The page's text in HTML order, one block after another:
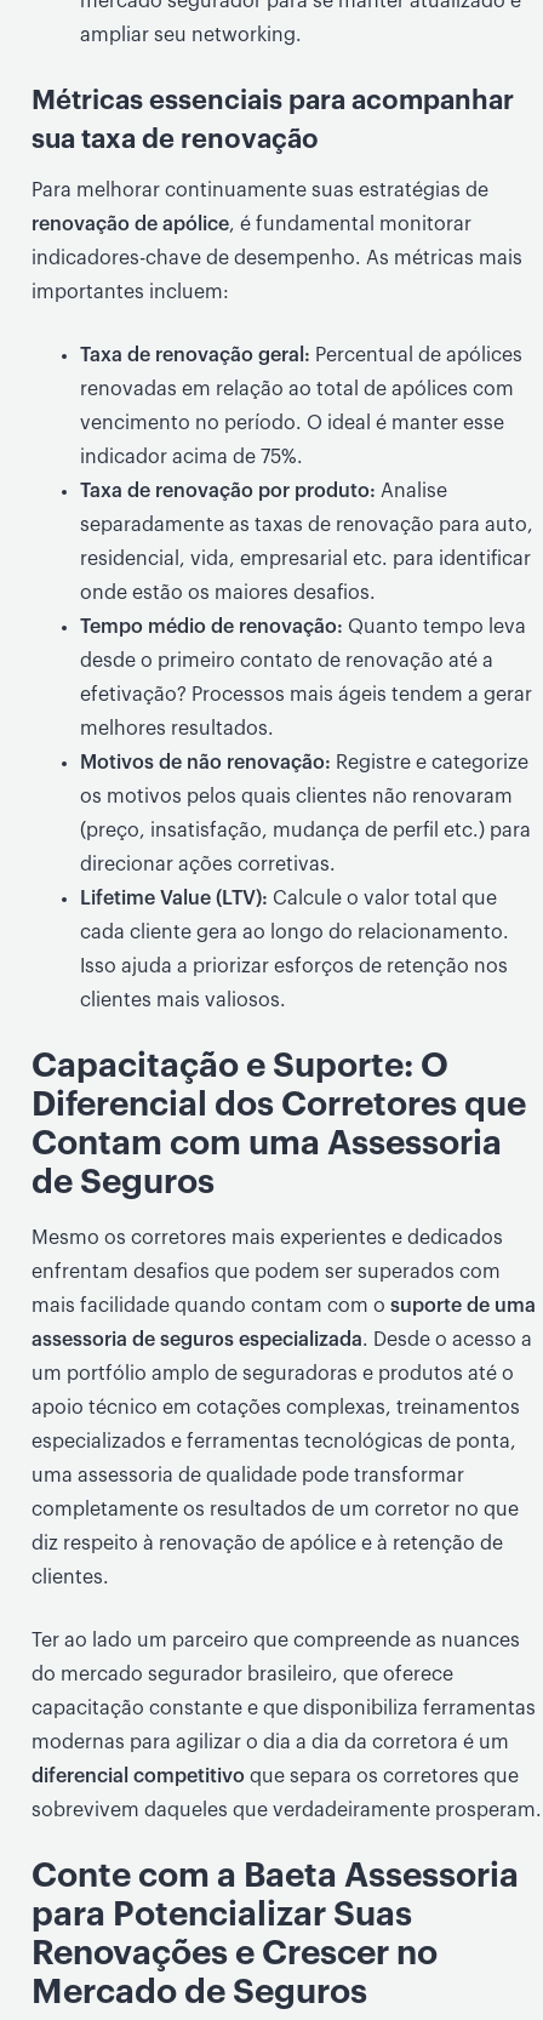
ampliar seu networking.
Métricas essenciais para acompanhar
sua taxa de renovação
Para melhorar continuamente suas estratégias de
renovação de apólice, é fundamental monitorar
indicadores-chave de desempenho. As métricas mais
importantes incluem:
Taxa de renovação geral: Percentual de apólices
renovadas em relação ao total de apólices com
vencimento no período. O ideal é manter esse
indicador acima de 75%.
Taxa de renovação por produto: Analise
separadamente as taxas de renovação para auto,
residencial, vida, empresarial etc. para identificar
onde estão os maiores desafios.
Tempo médio de renovação: Quanto tempo leva
desde o primeiro contato de renovação até a
efetivação? Processos mais ágeis tendem a gerar
melhores resultados.
Motivos de não renovação: Registre e categorize
os motivos pelos quais clientes não renovaram
(preço, insatisfação, mudança de perfil etc.) para
direcionar ações corretivas.
Lifetime Value (LTV): Calcule o valor total que
cada cliente gera ao longo do relacionamento.
Isso ajuda a priorizar esforços de retenção nos
clientes mais valiosos.
Capacitação e Suporte: O
Diferencial dos Corretores que
Contam com uma Assessoria
de Seguros
Mesmo os corretores mais experientes e dedicados
enfrentam desafios que podem ser superados com
mais facilidade quando contam com osuporte de uma
assessoria de seguros especializada. Desde o acesso a
um portfólio amplo de seguradoras e produtos até o
apoio técnico em cotações complexas, treinamentos
especializados e ferramentas tecnológicas de ponta,
uma assessoria de qualidade pode transformar
completamente os resultados de um corretor no que
diz respeito à renovação de apólice e à retenção de
clientes.
Ter ao lado um parceiro que compreende as nuances
do mercado segurador brasileiro, que oferece
capacitação constante e que disponibiliza ferramentas
modernas para agilizar o dia a dia da corretora é um
diferencial competitivo que separa os corretores que
sobrevivem daqueles que verdadeiramente prosperam.
Conte com a Baeta Assessoria
para Potencializar Suas
Renovações e Crescer no
Mercado de Seguros